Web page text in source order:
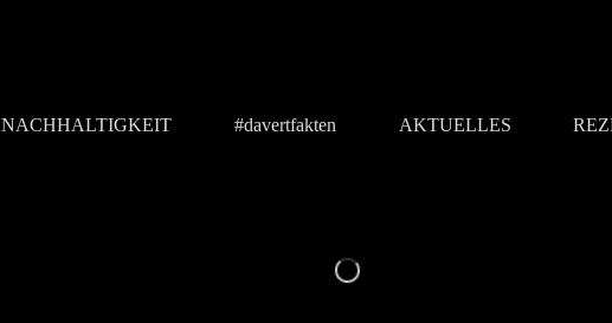
NACHHALTIGKEIT #davertfakten AKTUELLES